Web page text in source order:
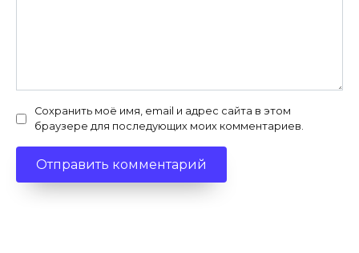
Сохранить моё имя, email и адрес сайта в этом
браузере для последующих моих комментариев.